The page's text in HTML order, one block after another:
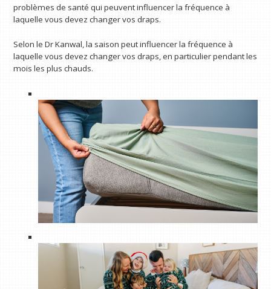
problèmes de santé qui peuvent influencer la fréquence à
laquelle vous devez changer vos draps.
Selon le Dr Kanwal, la saison peut influencer la fréquence à
laquelle vous devez changer vos draps, en particulier pendant les
mois les plus chauds.